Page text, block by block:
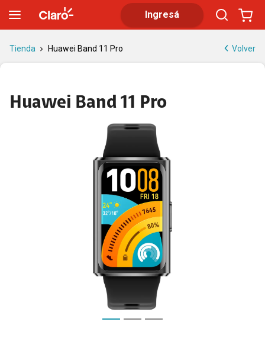
Ingresá
Tienda Huawei Band 11 Pro Volver
Huawei Band 11 Pro
Huawei Band 11 Pro | Smartband AMOLED deportiva